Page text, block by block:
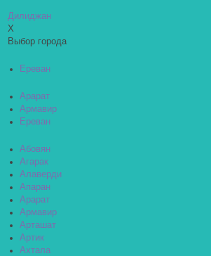
Дилиджан
X
Выбор города
Ереван
Арарат
Армавир
Ереван
Абовян
Агарак
Алаверди
Апаран
Арарат
Армавир
Арташат
Артик
Ахтала